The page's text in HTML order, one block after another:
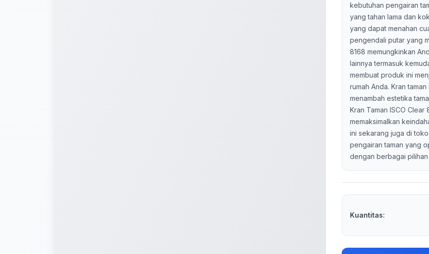
kebutuhan pengairan
yang tahan lama dan
yang dapat menahan
pengendali putar yang
8168 memungkinkan
lainnya termasuk
membuat produk ini
rumah Anda. Kran
menambah estetika
Kran Taman ISCO
memaksimalkan
ini sekarang juga di
pengairan taman yang
dengan berbagai
Kuantitas: